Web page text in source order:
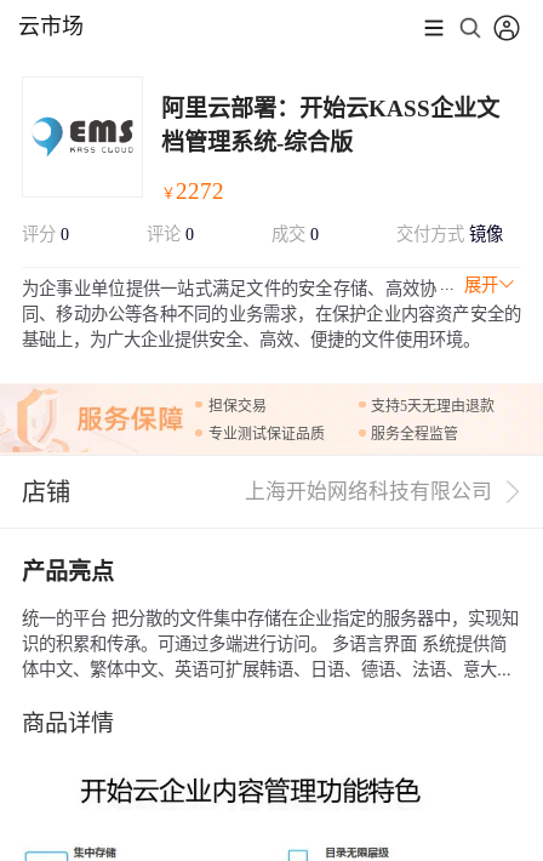
云市场
阿里云部署：开始云KASS企业文
档管理系统-综合版
￥ 2272
评分 0 评论 0 成交 0 交付方式镜像
展开
为企事业单位提供一站式满足文件的安全存储、高效协
同、移动办公等各种不同的业务需求，在保护企业内容资产安全的
基础上，为广大企业提供安全、高效、便捷的文件使用环境。
担保交易
支持5天无理由退款
专业测试保证品质
服务全程监管
店铺 上海开始网络科技有限公司
产品亮点
统一的平台 把分散的文件集中存储在企业指定的服务器中，实现知
识的积累和传承。可通过多端进行访问。 多语言界面 系统提供简
体中文、繁体中文、英语可扩展韩语、日语、德语、法语、意大利
文检索，极速查找所需文件，一次性解决去哪找、如何找、找不到
内消息推送到APP、短信、微信、钉钉文档动态即时接收。 文档标
网盘 开设个人空间，用户可以自动同步本地文档至云端。 流程引
商品详情